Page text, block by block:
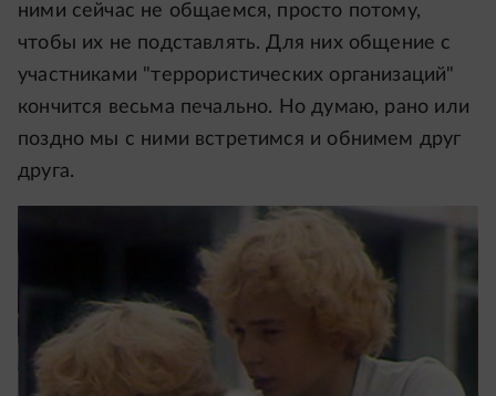
ними сейчас не общаемся, просто потому,
чтобы их не подставлять. Для них общение с
участниками "террористических организаций"
кончится весьма печально. Но думаю, рано или
поздно мы с ними встретимся и обнимем друг
друга.